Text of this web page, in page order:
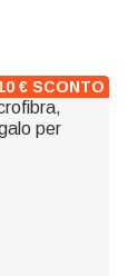
€ SCONTO